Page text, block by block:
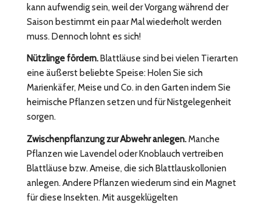
kann aufwendig sein, weil der Vorgang während der
Saison bestimmt ein paar Mal wiederholt werden
muss. Dennoch lohnt es sich!
Nützlinge fördern.Blattläuse sind bei vielen Tierarten
eine äußerst beliebte Speise: Holen Sie sich
Marienkäfer, Meise und Co. in den Garten indem Sie
heimische Pflanzen setzen und für Nistgelegenheit
sorgen.
Zwischenpflanzung zur Abwehr anlegen.Manche
Pflanzen wie Lavendel oder Knoblauch vertreiben
Blattläuse bzw. Ameise, die sich Blattlauskollonien
anlegen. Andere Pflanzen wiederum sind ein Magnet
für diese Insekten. Mit ausgeklügelten